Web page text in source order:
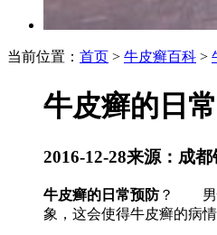
当前位置： 首页 > 牛皮癣百科 >
牛皮癣的日
2016-12-28来源：成
牛皮癣的日常预防？ 男性
象，这会使得牛皮癣的病